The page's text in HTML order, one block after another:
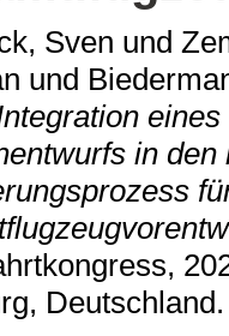
Sven und
und
in
Deutschland.